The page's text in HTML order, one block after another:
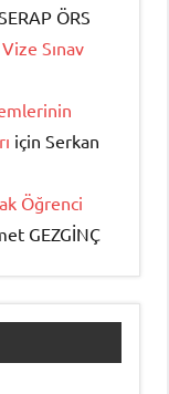
ÖRS
Sınav
için Serkan
Öğrenci
GEZGİNÇ